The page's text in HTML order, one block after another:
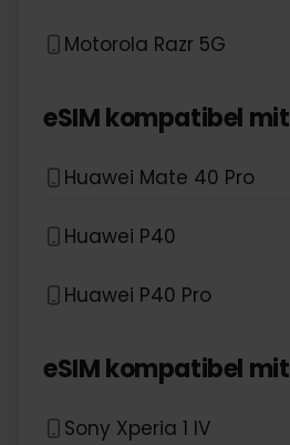
Motorola Razr 5G
eSIM kompatibel mit
Huawei Mate 40 Pro
Huawei P40
Huawei P40 Pro
eSIM kompatibel mit
Sony Xperia 1 IV